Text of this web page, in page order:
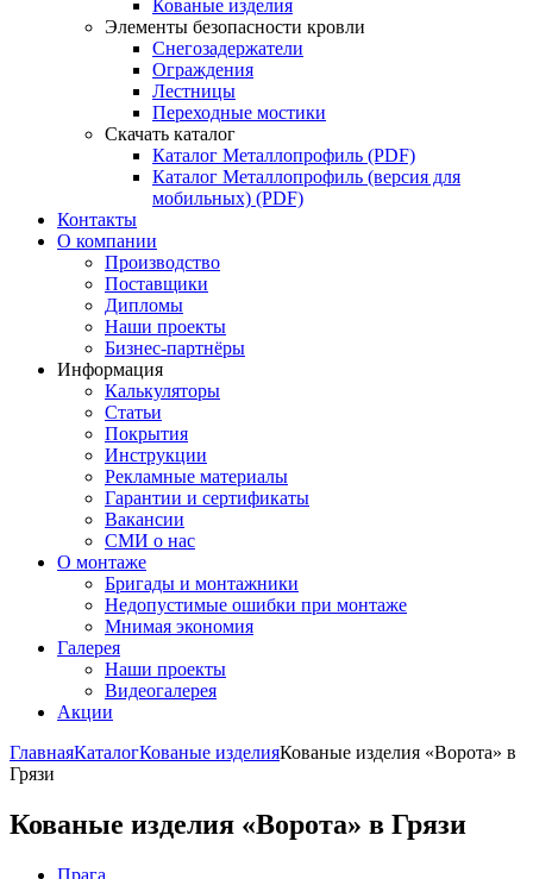
Кованые изделия
Элементы безопасности кровли
Снегозадержатели
Ограждения
Лестницы
Переходные мостики
Скачать каталог
Каталог Металлопрофиль (PDF)
Каталог Металлопрофиль (версия для
мобильных) (PDF)
Контакты
О компании
Производство
Поставщики
Дипломы
Наши проекты
Бизнес-партнёры
Информация
Калькуляторы
Статьи
Покрытия
Инструкции
Рекламные материалы
Гарантии и сертификаты
Вакансии
СМИ о нас
О монтаже
Бригады и монтажники
Недопустимые ошибки при монтаже
Мнимая экономия
Галерея
Наши проекты
Видеогалерея
Акции
ГлавнаяКаталогКованые изделияКованые изделия «Ворота» в
Грязи
Кованые изделия «Ворота» в Грязи
Прага